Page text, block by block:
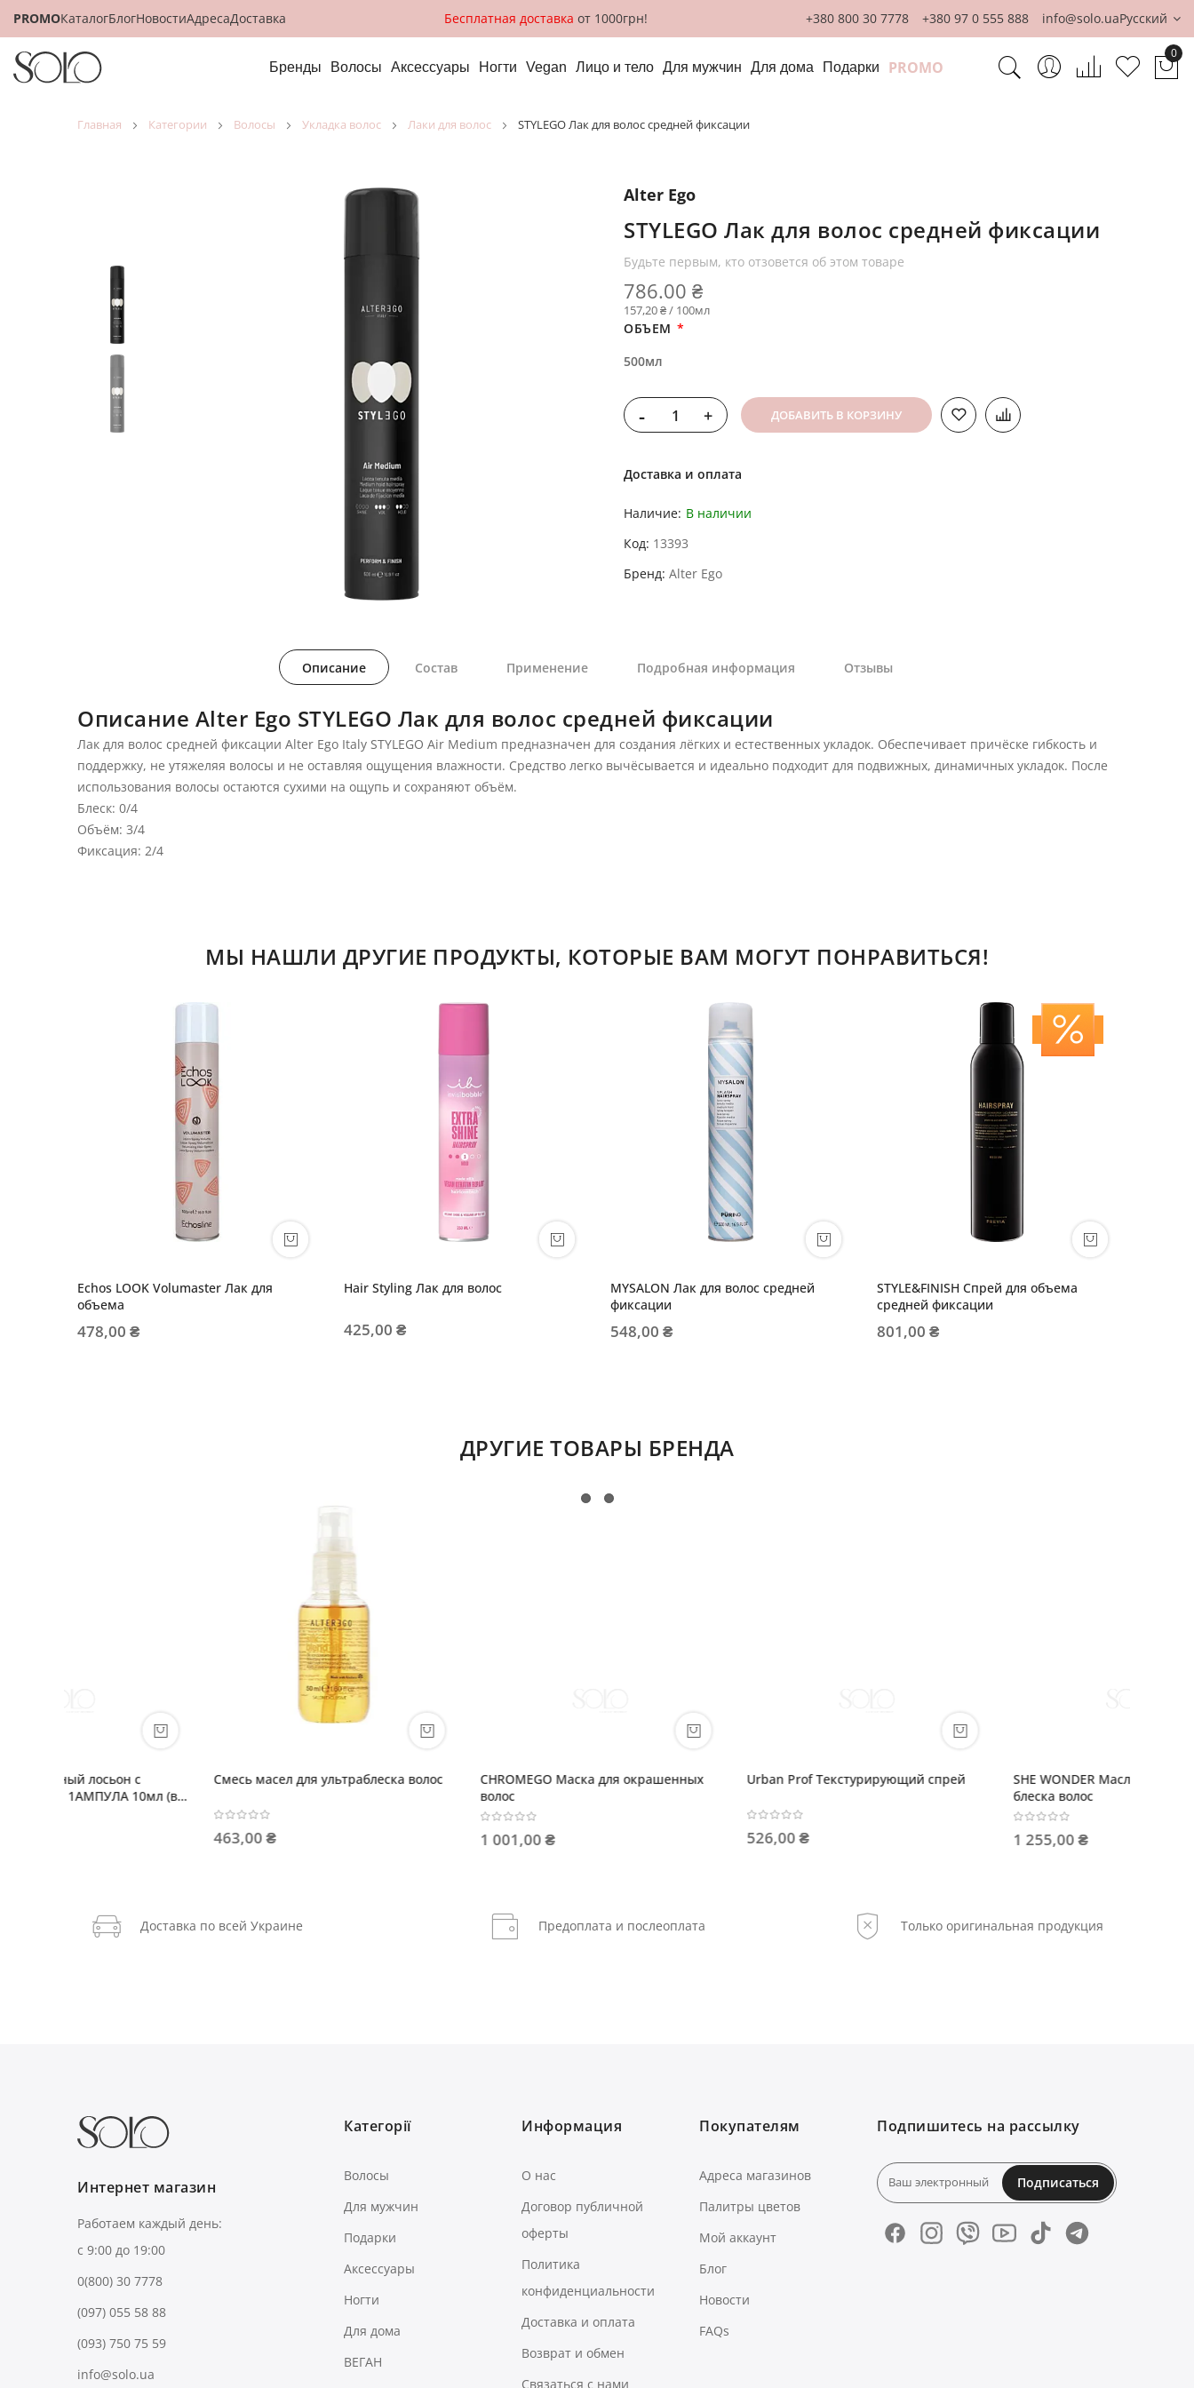
PROMOКаталогБлогНовостиАдресаДоставка Бесплатная доставка от 1000грн! +380 800 30 7778 +380 97 0 555 888 info@solo.uaРусский
Бренды Волосы Аксессуары Ногти Vegan Лицо и тело Для мужчин Для дома Подарки PROMO
0
главная категории волосы укладка волос лаки для волос STYLEGO Лак для волос средней фиксации
Alter Ego
STYLEGO Лак для волос средней фиксации
Будьте первым, кто отзовется об этом товаре
786.00 ₴
157,20 ₴ / 100мл
ОБЪЕМ
500мл
- + ДОБАВИТЬ В КОРЗИНУ
Доставка и оплата
Наличие: В наличии
Код 13393
Бренд Alter Ego
Описание
Описание Alter Ego STYLEGO Лак для волос средней фиксации
Лак для волос средней фиксации Alter Ego Italy STYLEGO Air Medium предназначен для создания лёгких и естественных укладок. Обеспечивает причёске гибкость и
поддержку, не утяжеляя волосы и не оставляя ощущения влажности. Средство легко вычёсывается и идеально подходит для подвижных, динамичных укладок. После
использования волосы остаются сухими на ощупь и сохраняют объём.
Блеск: 0/4
Объём: 3/4
Фиксация: 2/4
Состав Применение Подробная информация Отзывы
МЫ НАШЛИ ДРУГИЕ ПРОДУКТЫ, КОТОРЫЕ ВАМ МОГУТ ПОНРАВИТЬСЯ!
Echos LOOK Volumaster Лак для
объема
478,00 ₴
Hair Styling Лак для волос
425,00 ₴
MYSALON Лак для волос средней
фиксации
548,00 ₴
STYLE&FINISH Спрей для объема
средней фиксации
801,00 ₴
ДРУГИЕ ТОВАРЫ БРЕНДА
спрей
SHE WONDER Масло-еликсир для
блеска волос
Окислительная эмульсия 1,5% 5VOL
CHROMEGO Шампунь для
CUREGO Восстанавливающий лосьон
с шелковым маслом 1 АМПУЛА 10 мл
(12шт в упаковке)
Доставка по всей Украине Предоплата и послеоплата Только оригинальная продукция
Интернет магазин
Работаем каждый день:
с 9:00 до 19:00
0(800) 30 7778
(097) 055 58 88
(093) 750 75 59
info@solo.ua
Категорії
Волосы
Для мужчин
Подарки
Аксессуары
Ногти
Для дома
ВЕГАН
Информация
О нас
Договор публичной
оферты
Политика
конфиденциальности
Доставка и оплата
Возврат и обмен
Связаться с нами
Покупателям
Адреса магазинов
Палитры цветов
Мой аккаунт
Блог
Новости
FAQs
Подпишитесь на рассылку
Подписаться